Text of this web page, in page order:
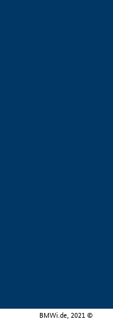
BMWi.de, 2021 ©